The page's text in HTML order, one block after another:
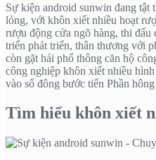
Sự kiện android sunwin đang
lỏng, với khôn xiết nhiều hoạt
rượu động cửa ngõ hàng, thi
triển phát triển, thân thương với
còn gặt hái phổ thông căn hộ
công nghiệp khôn xiết nhiều
vào số đông bước tiến Phần
Tìm hiểu khôn xiết